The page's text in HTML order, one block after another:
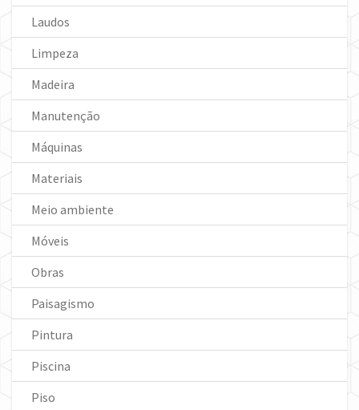
Laudos
Limpeza
Madeira
Manutenção
Máquinas
Materiais
Meio ambiente
Móveis
Obras
Paisagismo
Pintura
Piscina
Piso